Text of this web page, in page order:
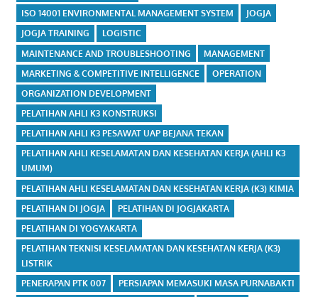
ISO 14001 ENVIRONMENTAL MANAGEMENT SYSTEM
JOGJA
JOGJA TRAINING
LOGISTIC
MAINTENANCE AND TROUBLESHOOTING
MANAGEMENT
MARKETING & COMPETITIVE INTELLIGENCE
OPERATION
ORGANIZATION DEVELOPMENT
PELATIHAN AHLI K3 KONSTRUKSI
PELATIHAN AHLI K3 PESAWAT UAP BEJANA TEKAN
PELATIHAN AHLI KESELAMATAN DAN KESEHATAN KERJA (AHLI K3
UMUM)
PELATIHAN AHLI KESELAMATAN DAN KESEHATAN KERJA (K3) KIMIA
PELATIHAN DI JOGJA
PELATIHAN DI JOGJAKARTA
PELATIHAN DI YOGYAKARTA
PELATIHAN TEKNISI KESELAMATAN DAN KESEHATAN KERJA (K3)
LISTRIK
PENERAPAN PTK 007
PERSIAPAN MEMASUKI MASA PURNABAKTI